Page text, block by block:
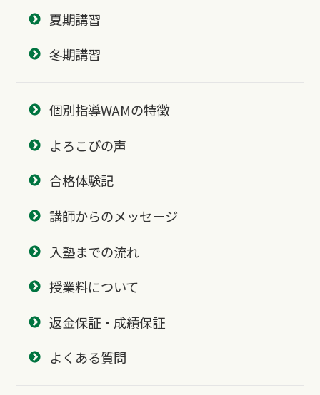
夏期講習
冬期講習
個別指導WAMの特徴
よろこびの声
合格体験記
講師からのメッセージ
入塾までの流れ
授業料について
返金保証・成績保証
よくある質問